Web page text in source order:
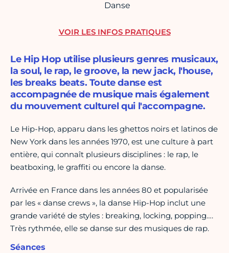
Danse
Le Hip Hop utilise plusieurs genres musicaux,
la soul, le rap, le groove, la new jack, l'house,
les breaks beats. Toute danse est
accompagnée de musique mais également
du mouvement culturel qui l'accompagne.
Le Hip-Hop, apparu dans les ghettos noirs et latinos de
New York dans les années 1970, est une culture à part
entière, qui connaît plusieurs disciplines : le rap, le
beatboxing, le graffiti ou encore la danse.
Arrivée en France dans les années 80 et popularisée
par les « danse crews », la danse Hip-Hop inclut une
grande variété de styles : breaking, locking, popping….
Très rythmée, elle se danse sur des musiques de rap.
Séances
VOIR LES INFOS PRATIQUES